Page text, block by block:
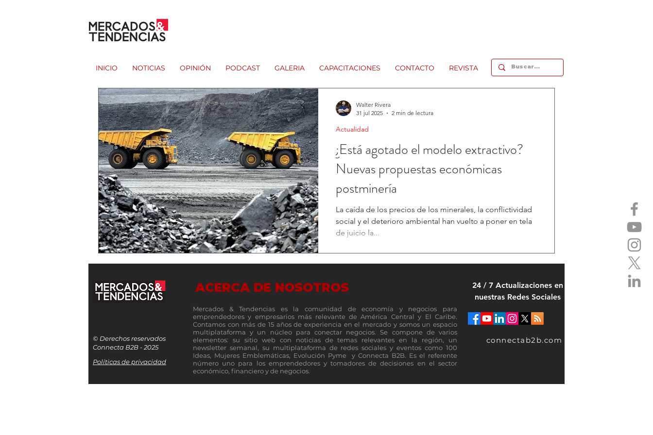
INICIO NOTICIAS OPINIÓN PODCAST GALERIA CAPACITACIONES CONTACTO REVISTA
¿Está agotado el modelo extractivo?
Nuevas propuestas económicas
postminería
La caída de los precios de los minerales, la conflictividad
social y el deterioro ambiental han vuelto a poner en tela
de juicio la...
Actualidad
Walter Rivera
31 jul 2025
2 min de lectura
© Derechos reservados
Connecta B2B - 2025
Políticas de privacidad
ACERCA DE NOSOTROS
Mercados & Tendencias es la comunidad de economía y negocios para
emprendedores y empresarios más relevante de América Central y El Caribe.
Contamos con más de 15 años de experiencia en el mercado y somos un espacio
multiplataforma y un núcleo para conectar negocios. Se compone de varios
elementos: su sitio web con noticias de temas relevantes en la región, un
newsletter semanal, su multiplataforma de redes sociales y eventos como 100
Ideas, Mujeres Emblemáticas, Evolución Pyme y Connecta B2B. Es el referente
número uno para los emprendedores y tomadores de decisiones en el sector
económico, financiero y de negocios.
24 / 7 Actualizaciones en
nuestras Redes Sociales
connectab2b.com